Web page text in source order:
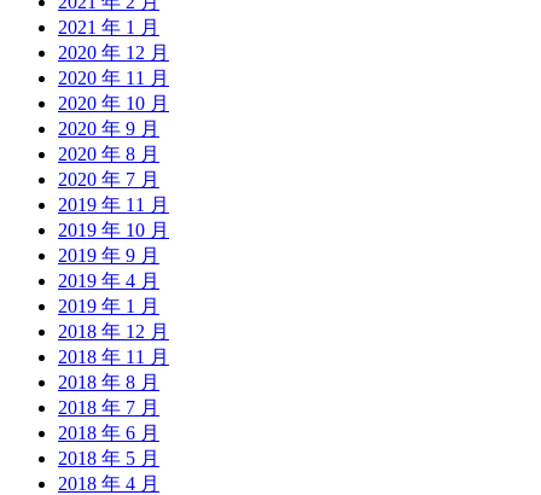
2021 年 1 月
2020 年 12 月
2020 年 11 月
2020 年 10 月
2020 年 9 月
2020 年 8 月
2020 年 7 月
2019 年 11 月
2019 年 10 月
2019 年 9 月
2019 年 4 月
2019 年 1 月
2018 年 12 月
2018 年 11 月
2018 年 8 月
2018 年 7 月
2018 年 6 月
2018 年 5 月
2018 年 4 月